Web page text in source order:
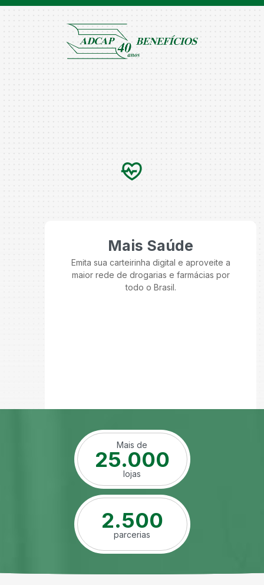
Mais Saúde
Emita sua carteirinha digital e aproveite a
maior rede de drogarias e farmácias por
todo o Brasil.
Mais de
25.000
lojas
2.500
parcerias